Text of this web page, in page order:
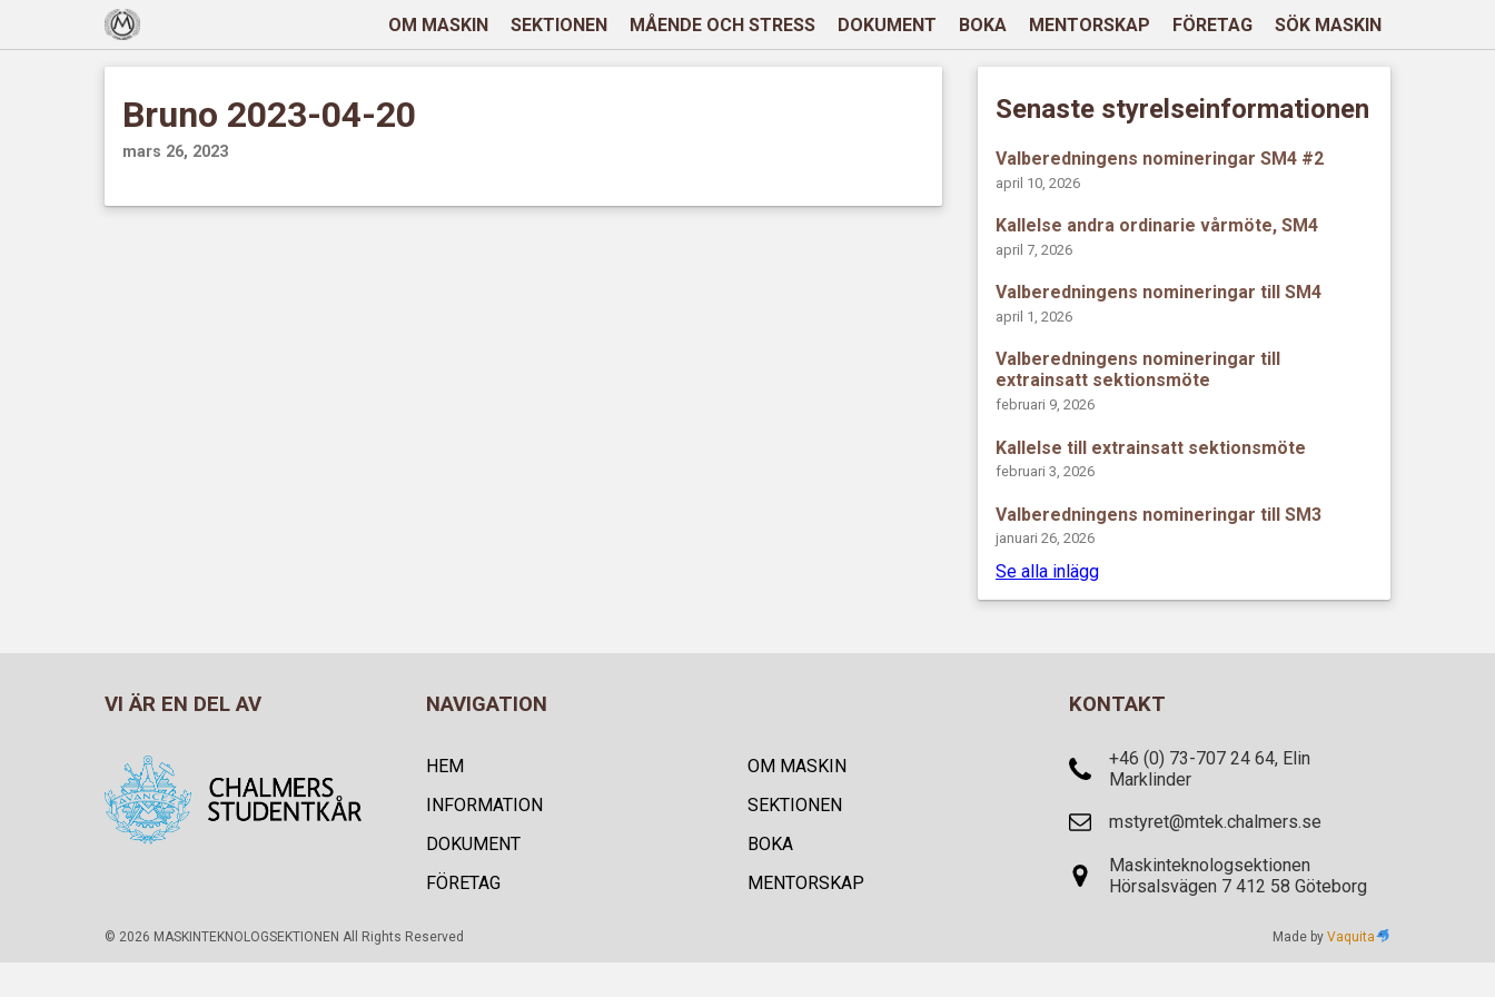
OM MASKIN SEKTIONEN MÅENDE OCH STRESS DOKUMENT BOKA MENTORSKAP FÖRETAG SÖK MASKIN
Bruno 2023-04-20
mars 26, 2023
Senaste styrelseinformationen
Valberedningens nomineringar SM4 #2
april 10, 2026
Kallelse andra ordinarie vårmöte, SM4
april 7, 2026
Valberedningens nomineringar till SM4
april 1, 2026
Valberedningens nomineringar till
extrainsatt sektionsmöte
februari 9, 2026
Kallelse till extrainsatt sektionsmöte
februari 3, 2026
Valberedningens nomineringar till SM3
januari 26, 2026
Se alla inlägg
VI ÄR EN DEL AV NAVIGATION
HEM
OM MASKIN
INFORMATION
SEKTIONEN
DOKUMENT
BOKA
FÖRETAG
MENTORSKAP
KONTAKT
+46 (0) 73-707 24 64, Elin
Marklinder
mstyret@mtek.chalmers.se
Maskinteknologsektionen
Hörsalsvägen 7 412 58 Göteborg
© 2026 MASKINTEKNOLOGSEKTIONEN All Rights Reserved Made byVaquita